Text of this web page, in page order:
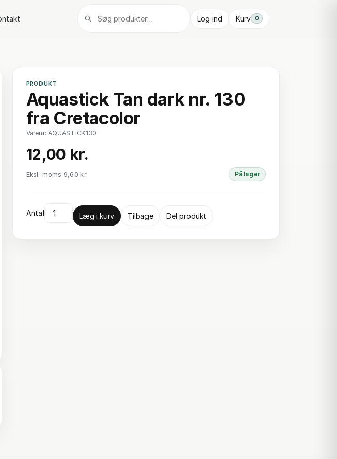
Log ind Kurv 0
PRODUKT
Aquastick Tan dark nr. 130
fra Cretacolor
Varenr: AQUASTICK130
12,00 kr.
Eksl. moms 9,60 kr. På lager
Antal Læg i kurv Tilbage Del produkt